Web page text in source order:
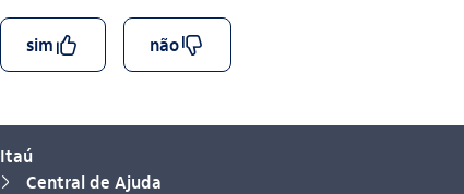
simcurtir_outline nãodescurtir_outline
Itaú
seta_direita Central de Ajuda